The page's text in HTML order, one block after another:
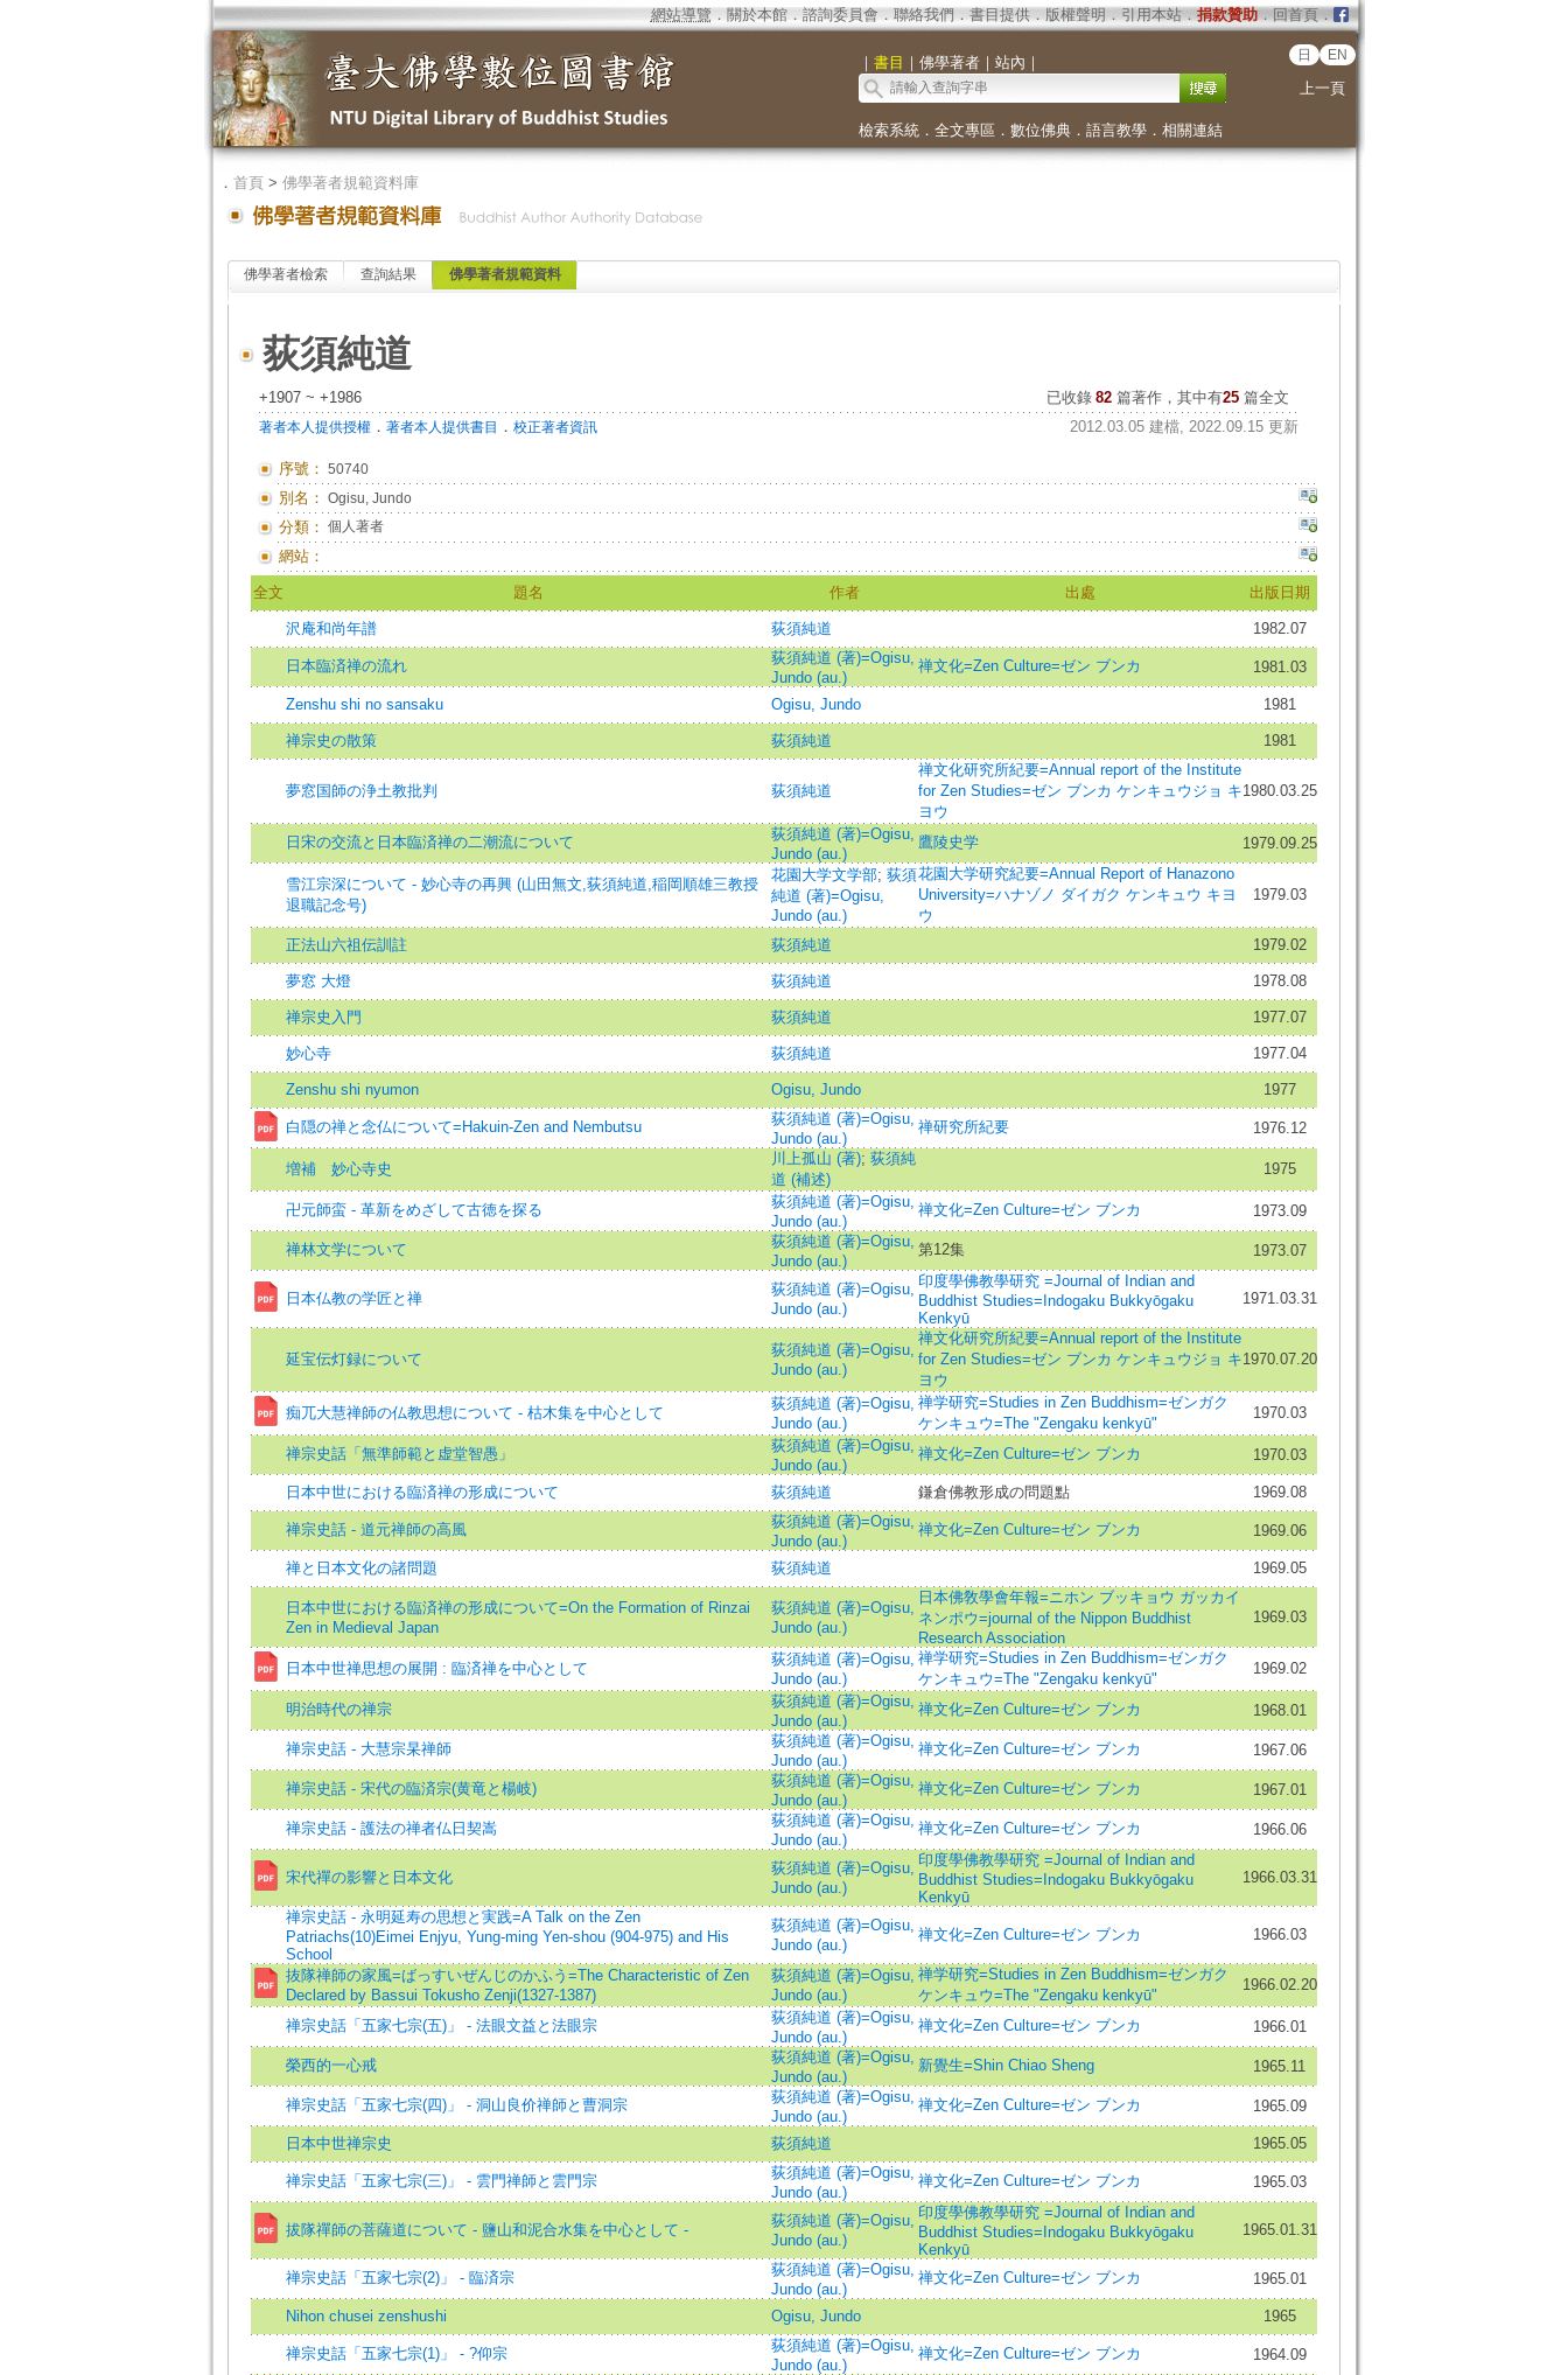
網站導覽 ． 關於本館． 諮詢委員會． 聯絡我們 ． 書目提供． 版權聲明 ． 引用本站． 捐款贊助．回首頁．
｜ 書目 ｜ 佛學著者｜ 站內 ｜ 日 EN
上一頁
檢索系統． 全文專區 ． 數位佛典． 語言教學． 相關連結
． 首頁> 佛學著者規範資料庫
佛學著者檢索 查詢結果 佛學著者規範資料
荻須純道
+1907 ~ +1986 已收錄 82 篇著作，其中有25篇全文
著者本人提供授權． 著者本人提供書目 ． 校正著者資訊 2012.03.05 建檔, 2022.09.15 更新
序號： 50740
別名： Ogisu, Jundo
分類： 個人著者
網站：
全文 題名 作者 出處 出版日期
沢庵和尚年譜 荻須純道 1982.07
日本臨済禅の流れ
荻須純道 (著)=Ogisu,
Jundo (au.)
禅文化=Zen Culture=ゼン ブンカ 1981.03
Zenshu shi no sansaku Ogisu, Jundo 1981
禅宗史の散策 荻須純道 1981
夢窓国師の浄土教批判 荻須純道
禅文化研究所紀要=Annual report of the Institute
for Zen Studies=ゼン ブンカ ケンキュウジョ キ
ヨウ
1980.03.25
日宋の交流と日本臨済禅の二潮流について
荻須純道 (著)=Ogisu,
Jundo (au.)
鷹陵史学 1979.09.25
雪江宗深について - 妙心寺の再興 (山田無文,荻須純道,稲岡順雄三教授
退職記念号)
花園大学文学部; 荻須
純道 (著)=Ogisu,
Jundo (au.)
花園大学研究紀要=Annual Report of Hanazono
University=ハナゾノ ダイガク ケンキュウ キヨ
ウ
1979.03
正法山六祖伝訓註 荻須純道 1979.02
夢窓 大燈 荻須純道 1978.08
禅宗史入門 荻須純道 1977.07
妙心寺 荻須純道 1977.04
Zenshu shi nyumon Ogisu, Jundo 1977
白隠の禅と念仏について=Hakuin-Zen and Nembutsu
荻須純道 (著)=Ogisu,
Jundo (au.)
禅研究所紀要 1976.12
増補 妙心寺史
川上孤山 (著); 荻須純
道 (補述)
1975
卍元師蛮 - 革新をめざして古徳を探る
荻須純道 (著)=Ogisu,
Jundo (au.)
禅文化=Zen Culture=ゼン ブンカ 1973.09
禅林文学について
荻須純道 (著)=Ogisu,
Jundo (au.)
第12集 1973.07
日本仏教の学匠と禅
荻須純道 (著)=Ogisu,
Jundo (au.)
印度學佛教學研究 =Journal of Indian and
Buddhist Studies=Indogaku Bukkyōgaku
Kenkyū
1971.03.31
延宝伝灯録について
荻須純道 (著)=Ogisu,
Jundo (au.)
禅文化研究所紀要=Annual report of the Institute
for Zen Studies=ゼン ブンカ ケンキュウジョ キ
ヨウ
1970.07.20
痴兀大慧禅師の仏教思想について - 枯木集を中心として
荻須純道 (著)=Ogisu,
Jundo (au.)
禅学研究=Studies in Zen Buddhism=ゼンガク
ケンキュウ=The "Zengaku kenkyū"
1970.03
禅宗史話「無準師範と虚堂智愚」
荻須純道 (著)=Ogisu,
Jundo (au.)
禅文化=Zen Culture=ゼン ブンカ 1970.03
日本中世における臨済禅の形成について 荻須純道 鎌倉佛教形成の問題點 1969.08
禅宗史話 - 道元禅師の高風
荻須純道 (著)=Ogisu,
Jundo (au.)
禅文化=Zen Culture=ゼン ブンカ 1969.06
禅と日本文化の諸問題 荻須純道 1969.05
日本中世における臨済禅の形成について=On the Formation of Rinzai
Zen in Medieval Japan
荻須純道 (著)=Ogisu,
Jundo (au.)
日本佛敎學會年報=ニホン ブッキョウ ガッカイ
ネンポウ=journal of the Nippon Buddhist
Research Association
1969.03
日本中世禅思想の展開 : 臨済禅を中心として
荻須純道 (著)=Ogisu,
Jundo (au.)
禅学研究=Studies in Zen Buddhism=ゼンガク
ケンキュウ=The "Zengaku kenkyū"
1969.02
明治時代の禅宗
荻須純道 (著)=Ogisu,
Jundo (au.)
禅文化=Zen Culture=ゼン ブンカ 1968.01
禅宗史話 - 大慧宗杲禅師
荻須純道 (著)=Ogisu,
Jundo (au.)
禅文化=Zen Culture=ゼン ブンカ 1967.06
禅宗史話 - 宋代の臨済宗(黄竜と楊岐)
荻須純道 (著)=Ogisu,
Jundo (au.)
禅文化=Zen Culture=ゼン ブンカ 1967.01
禅宗史話 - 護法の禅者仏日契嵩
荻須純道 (著)=Ogisu,
Jundo (au.)
禅文化=Zen Culture=ゼン ブンカ 1966.06
宋代禪の影響と日本文化
荻須純道 (著)=Ogisu,
Jundo (au.)
印度學佛教學研究 =Journal of Indian and
Buddhist Studies=Indogaku Bukkyōgaku
Kenkyū
1966.03.31
禅宗史話 - 永明延寿の思想と実践=A Talk on the Zen
Patriachs(10)Eimei Enjyu, Yung-ming Yen-shou (904-975) and His
School
荻須純道 (著)=Ogisu,
Jundo (au.)
禅文化=Zen Culture=ゼン ブンカ 1966.03
抜隊禅師の家風=ばっすいぜんじのかふう=The Characteristic of Zen
Declared by Bassui Tokusho Zenji(1327-1387)
荻須純道 (著)=Ogisu,
Jundo (au.)
禅学研究=Studies in Zen Buddhism=ゼンガク
ケンキュウ=The "Zengaku kenkyū"
1966.02.20
禅宗史話「五家七宗(五)」 - 法眼文益と法眼宗
荻須純道 (著)=Ogisu,
Jundo (au.)
禅文化=Zen Culture=ゼン ブンカ 1966.01
榮西的一心戒
荻須純道 (著)=Ogisu,
Jundo (au.)
新覺生=Shin Chiao Sheng 1965.11
禅宗史話「五家七宗(四)」 - 洞山良价禅師と曹洞宗
荻須純道 (著)=Ogisu,
Jundo (au.)
禅文化=Zen Culture=ゼン ブンカ 1965.09
日本中世禅宗史 荻須純道 1965.05
禅宗史話「五家七宗(三)」 - 雲門禅師と雲門宗
荻須純道 (著)=Ogisu,
Jundo (au.)
禅文化=Zen Culture=ゼン ブンカ 1965.03
拔隊禪師の菩薩道について - 鹽山和泥合水集を中心として -
荻須純道 (著)=Ogisu,
Jundo (au.)
印度學佛教學研究 =Journal of Indian and
Buddhist Studies=Indogaku Bukkyōgaku
Kenkyū
1965.01.31
禅宗史話「五家七宗(2)」 - 臨済宗
荻須純道 (著)=Ogisu,
Jundo (au.)
禅文化=Zen Culture=ゼン ブンカ 1965.01
Nihon chusei zenshushi Ogisu, Jundo 1965
禅宗史話「五家七宗(1)」 - ?仰宗
荻須純道 (著)=Ogisu,
Jundo (au.)
禅文化=Zen Culture=ゼン ブンカ
1964.09